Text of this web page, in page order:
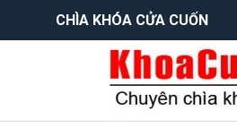
CHÌA KHÓA CỬA CUỐN